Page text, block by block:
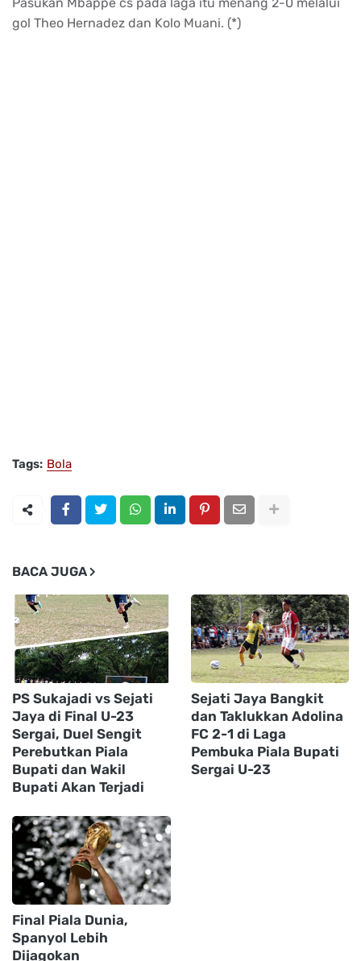
gol Theo Hernadez dan Kolo Muani. (*)
Tags: Bola
BACA JUGA
PS Sukajadi vs Sejati
Jaya di Final U-23
Sergai, Duel Sengit
Perebutkan Piala
Bupati dan Wakil
Bupati Akan Terjadi
Sejati Jaya Bangkit
dan Taklukkan Adolina
FC 2-1 di Laga
Pembuka Piala Bupati
Sergai U-23
Final Piala Dunia,
Spanyol Lebih
Dijagokan